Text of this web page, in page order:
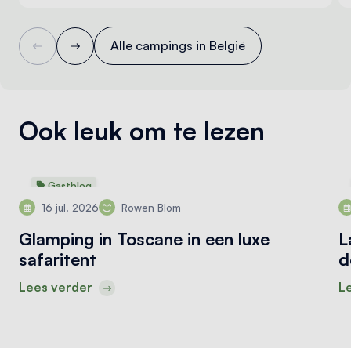
Alle campings in België
Ook leuk om te lezen
Gastblog
16 jul. 2026 Rowen Blom
Glamping in Toscane in een luxe
safaritent
Lees verder